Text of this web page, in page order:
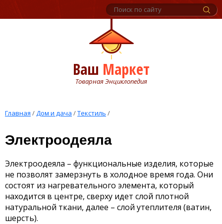
Ваш Маркет
Товарная Энциклопедия
Главная /Дом и дача /Текстиль /
Электроодеяла
Электроодеяла – функциональные изделия, которые
не позволят замерзнуть в холодное время года. Они
состоят из нагревательного элемента, который
находится в центре, сверху идет слой плотной
натуральной ткани, далее – слой утеплителя (ватин,
шерсть).